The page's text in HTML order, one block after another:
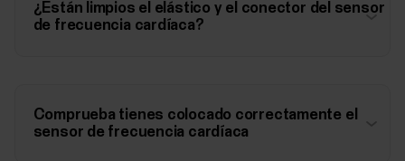
¿Están limpios el elástico y el conector del sensor
de frecuencia cardíaca?
Comprueba tienes colocado correctamente el
sensor de frecuencia cardíaca